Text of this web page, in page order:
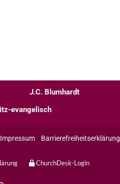
J.C. Blumhardt
evangelisch
Impressum Barrierefreiheitserklärung
ChurchDesk-Login